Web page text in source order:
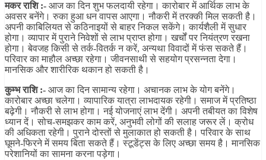
मकर राशि :- आज का दिन शुभ फलदायी रहेगा। कारोबार में आर्थिक लाभ के
अवसर बनेंगे। रुका हुआ धन वापस आएगा। नौकरी में तरक्की मिल सकती है।
अपनी काबिलियत से कठिनाइयों से बाहर निकल सकेंगे। कार्यशैली में सुधार
होगा। व्यापार में पुराने निवेशों से लाभ प्राप्त होगा। खर्चों पर नियंत्रण रखना
होगा। बेवजह किसी से तर्क-वितर्क न करें, अन्यथा विवादों में फंस सकते हैं।
परिवार का माहौल अच्छा रहेगा। जीवनसाथी से सहयोग प्रसन्नता देगा।
मानसिक और शारीरिक थकान हो सकती है।
कुम्भ राशि :- आज का दिन सामान्य रहेगा। अचानक लाभ के योग बनेंगे।
कारोबार अच्छा चलेगा। व्यापारिक यात्रा लाभदायक रहेगी। समाज में प्रतिष्ठा
बढ़ेगी। नौकरी से लाभ होगा। नई योजनाएं लाभ देंगी। अपनी तबीयत का विशेष
ध्यान दें। सोच-समझकर काम करें, अनुभवी लोगों की सलाह जरूर लें। क्रोध
की अधिकता रहेगी। पुराने दोस्तों से मुलाकात हो सकती है। परिवार के साथ
घूमने-फिरने में समय बिता सकते हैं। स्टूडेंट्स के लिए अच्छा समय है। मानसिक
परेशानियों का सामना करना पड़ेगा।